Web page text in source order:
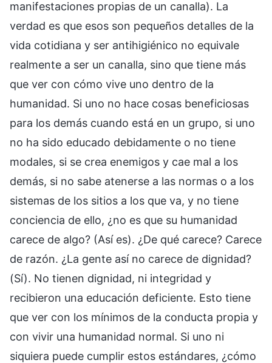
manifestaciones propias de un canalla). La
verdad es que esos son pequeños detalles de la
vida cotidiana y ser antihigiénico no equivale
realmente a ser un canalla, sino que tiene más
que ver con cómo vive uno dentro de la
humanidad. Si uno no hace cosas beneficiosas
para los demás cuando está en un grupo, si uno
no ha sido educado debidamente o no tiene
modales, si se crea enemigos y cae mal a los
demás, si no sabe atenerse a las normas o a los
sistemas de los sitios a los que va, y no tiene
conciencia de ello, ¿no es que su humanidad
carece de algo? (Así es). ¿De qué carece? Carece
de razón. ¿La gente así no carece de dignidad?
(Sí). No tienen dignidad, ni integridad y
recibieron una educación deficiente. Esto tiene
que ver con los mínimos de la conducta propia y
con vivir una humanidad normal. Si uno ni
siquiera puede cumplir estos estándares, ¿cómo